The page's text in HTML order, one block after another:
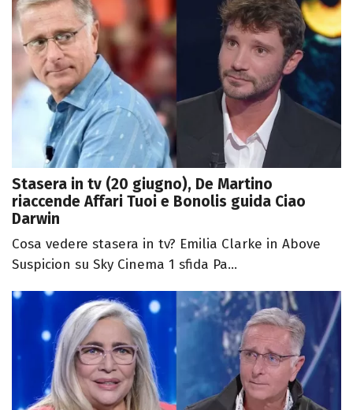
Stasera in tv (20 giugno), De Martino
riaccende Affari Tuoi e Bonolis guida Ciao
Darwin
Cosa vedere stasera in tv? Emilia Clarke in Above
Suspicion su Sky Cinema 1 sfida Pa...